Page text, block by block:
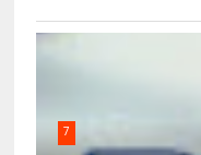
7